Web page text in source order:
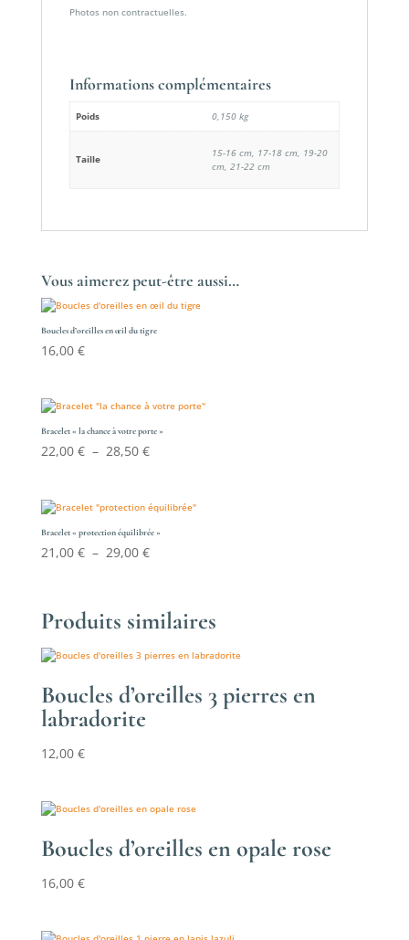
Photos non contractuelles.
Informations complémentaires
Poids 0,150 kg
Taille
15-16 cm, 17-18 cm, 19-20
cm, 21-22 cm
Vous aimerez peut-être aussi…
Boucles d’oreilles en œil du tigre
16,00 €
Bracelet « la chance à votre porte »
22,00 € – 28,50 €Plage
22,00 €
à
28,50 €
Bracelet « protection équilibrée »
21,00 € – 29,00 €Plage
21,00 €
29,00 €
Produits similaires
Boucles d’oreilles 3 pierres en
labradorite
12,00 €
Boucles d’oreilles en opale rose
16,00 €